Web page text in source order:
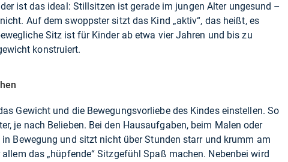
ist das ideal: Stillsitzen ist gerade im jungen Alter ungesund –
Auf dem swoppster sitzt das Kind „aktiv“, das heißt, es
Sitz ist für Kinder ab etwa vier Jahren und bis zu
konstruiert.
Gewicht und die Bewegungsvorliebe des Kindes einstellen. So
je nach Belieben. Bei den Hausaufgaben, beim Malen oder
Bewegung und sitzt nicht über Stunden starr und krumm am
das „hüpfende“ Sitzgefühl Spaß machen. Nebenbei wird